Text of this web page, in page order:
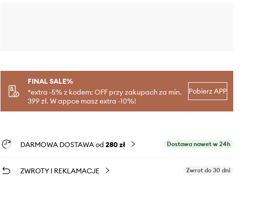
FINAL SALE%
*extra -5% z kodem: OFF przy zakupach za min.
399 zł. W appce masz extra -10%!
Pobierz APP
DARMOWA DOSTAWA od 280 zł Dostawa nawet w 24h
ZWROTY I REKLAMACJE Zwrot do 30 dni